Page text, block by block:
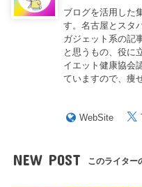
ブログを活用した
す。名古屋とスタ
ガジェット系の記
と思うもの、役に
イエット健康協会
ていますので、痩
WebSite
NEW POST このライター